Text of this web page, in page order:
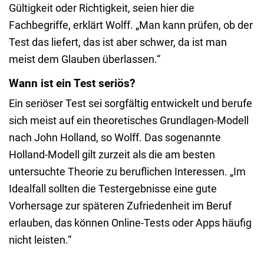
Gültigkeit oder Richtigkeit, seien hier die
Fachbegriffe, erklärt Wolff. „Man kann prüfen, ob der
Test das liefert, das ist aber schwer, da ist man
meist dem Glauben überlassen.“
Wann ist ein Test seriös?
Ein seriöser Test sei sorgfältig entwickelt und berufe
sich meist auf ein theoretisches Grundlagen-Modell
nach John Holland, so Wolff. Das sogenannte
Holland-Modell gilt zurzeit als die am besten
untersuchte Theorie zu beruflichen Interessen. „Im
Idealfall sollten die Testergebnisse eine gute
Vorhersage zur späteren Zufriedenheit im Beruf
erlauben, das können Online-Tests oder Apps häufig
nicht leisten.“